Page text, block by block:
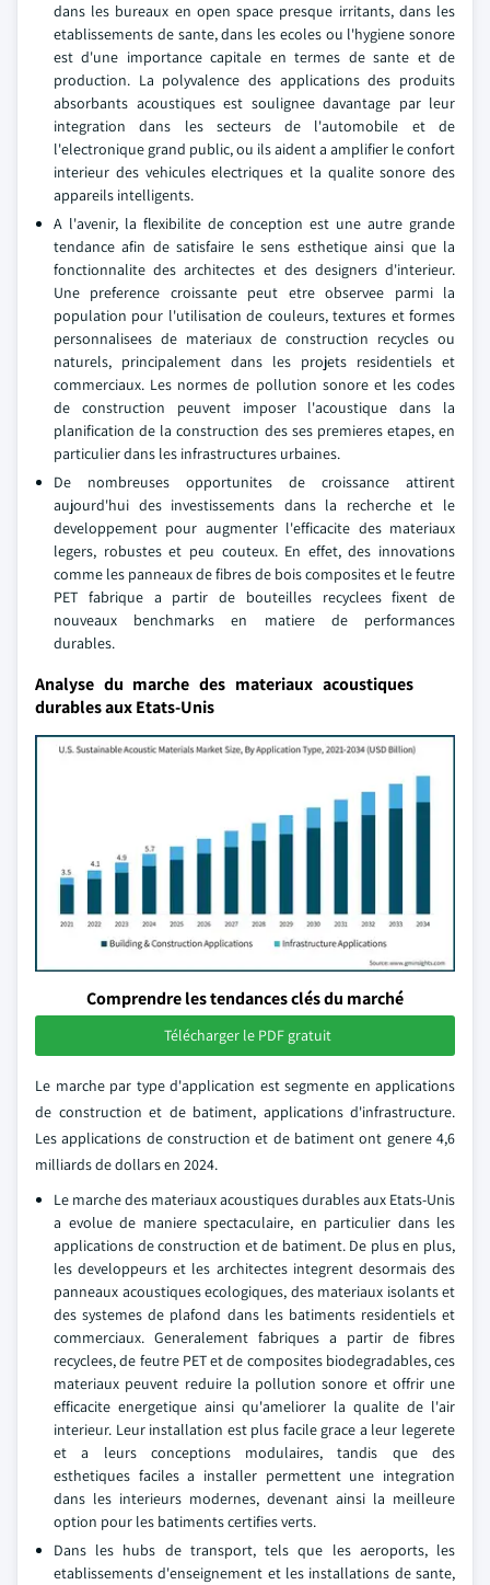
dans les bureaux en open space presque irritants, dans les
etablissements de sante, dans les ecoles ou l'hygiene sonore
est d'une importance capitale en termes de sante et de
production. La polyvalence des applications des produits
absorbants acoustiques est soulignee davantage par leur
integration dans les secteurs de l'automobile et de
l'electronique grand public, ou ils aident a amplifier le confort
interieur des vehicules electriques et la qualite sonore des
appareils intelligents.
A l'avenir, la flexibilite de conception est une autre grande
tendance afin de satisfaire le sens esthetique ainsi que la
fonctionnalite des architectes et des designers d'interieur.
Une preference croissante peut etre observee parmi la
population pour l'utilisation de couleurs, textures et formes
personnalisees de materiaux de construction recycles ou
naturels, principalement dans les projets residentiels et
commerciaux. Les normes de pollution sonore et les codes
de construction peuvent imposer l'acoustique dans la
planification de la construction des ses premieres etapes, en
particulier dans les infrastructures urbaines.
De nombreuses opportunites de croissance attirent
aujourd'hui des investissements dans la recherche et le
developpement pour augmenter l'efficacite des materiaux
legers, robustes et peu couteux. En effet, des innovations
comme les panneaux de fibres de bois composites et le feutre
PET fabrique a partir de bouteilles recyclees fixent de
nouveaux benchmarks en matiere de performances
durables.
Analyse du marche des materiaux acoustiques
durables aux Etats-Unis
Comprendre les tendances clés du marché
Télécharger le PDF gratuit
Le marche par type d'application est segmente en applications
de construction et de batiment, applications d'infrastructure.
Les applications de construction et de batiment ont genere 4,6
milliards de dollars en 2024.
Le marche des materiaux acoustiques durables aux Etats-Unis
a evolue de maniere spectaculaire, en particulier dans les
applications de construction et de batiment. De plus en plus,
les developpeurs et les architectes integrent desormais des
panneaux acoustiques ecologiques, des materiaux isolants et
des systemes de plafond dans les batiments residentiels et
commerciaux. Generalement fabriques a partir de fibres
recyclees, de feutre PET et de composites biodegradables, ces
materiaux peuvent reduire la pollution sonore et offrir une
efficacite energetique ainsi qu'ameliorer la qualite de l'air
interieur. Leur installation est plus facile grace a leur legerete
et a leurs conceptions modulaires, tandis que des
esthetiques faciles a installer permettent une integration
dans les interieurs modernes, devenant ainsi la meilleure
option pour les batiments certifies verts.
Dans les hubs de transport, tels que les aeroports, les
etablissements d'enseignement et les installations de sante,